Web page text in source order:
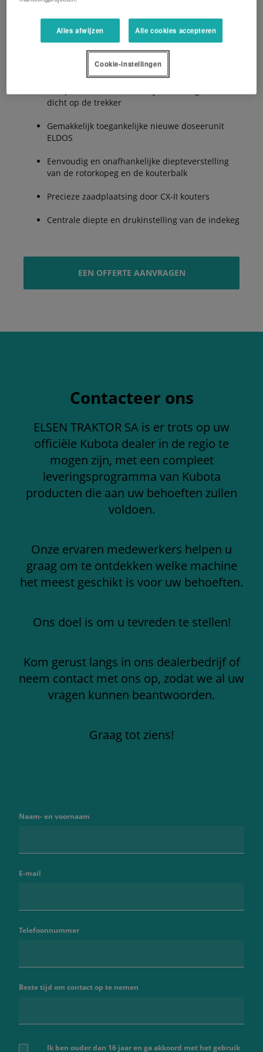
Voordelen:
dicht op de trekker
Gemakkelijk toegankelijke nieuwe doseerunit
ELDOS
Eenvoudig en onafhankelijke diepteverstelling
van de rotorkopeg en de kouterbalk
Precieze zaadplaatsing door CX-II kouters
Centrale diepte en drukinstelling van de indekeg
EEN OFFERTE AANVRAGEN
Contacteer ons
ELSEN TRAKTOR SA is er trots op uw
officiële Kubota dealer in de regio te
mogen zijn, met een compleet
leveringsprogramma van Kubota
producten die aan uw behoeften zullen
voldoen.
Onze ervaren medewerkers helpen u
graag om te ontdekken welke machine
het meest geschikt is voor uw behoeften.
Ons doel is om u tevreden te stellen!
Kom gerust langs in ons dealerbedrijf of
neem contact met ons op, zodat we al uw
vragen kunnen beantwoorden.
Graag tot ziens!
Naam- en voornaam
E-mail
Telefoonnummer
Beste tijd om contact op te nemen
Ik ben ouder dan 16 jaar en ga akkoord met het gebruik
Alles afwijzen Alle cookies accepteren
Cookie-instellingen